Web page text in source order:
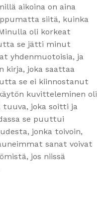
aikoina on aina
siitä, kuinka
oli korkeat
se jätti minut
yhdenmuotoisia, ja
kirja, joka saattaa
se ei kiinnostanut
kuvitteleminen oli
tuuva, joka soitti ja
se puuttui
jonka toivoin,
sanat voivat
jos niissä